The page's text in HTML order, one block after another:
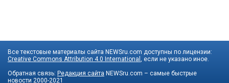
Все текстовые материалы сайта NEWSru.com доступны по лицензии:
Creative Commons Attribution 4.0 International
, если не указано иное.
Обратная связь: Редакция сайта NEWSru.com – самые быстрые
новости 2000-2021